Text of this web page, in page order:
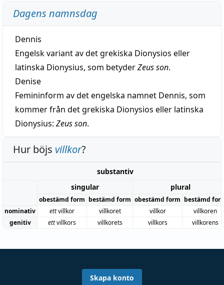
Dagens namnsdag
Dennis
Engelsk variant av det grekiska Dionysios eller
latinska Dionysius, som betyderZeus son.
Denise
Femininform av det engelska namnet Dennis, som
kommer från det grekiska Dionysios eller latinska
Dionysius: Zeus son.
Hur böjs villkor?
substantiv
singular
plural
obestämd form bestämd form obestämd form bestämd
nominativ
ettvillkor villkoret villkor
villkoren
genitiv
ettvillkors villkorets villkors villkorens
Skapa konto